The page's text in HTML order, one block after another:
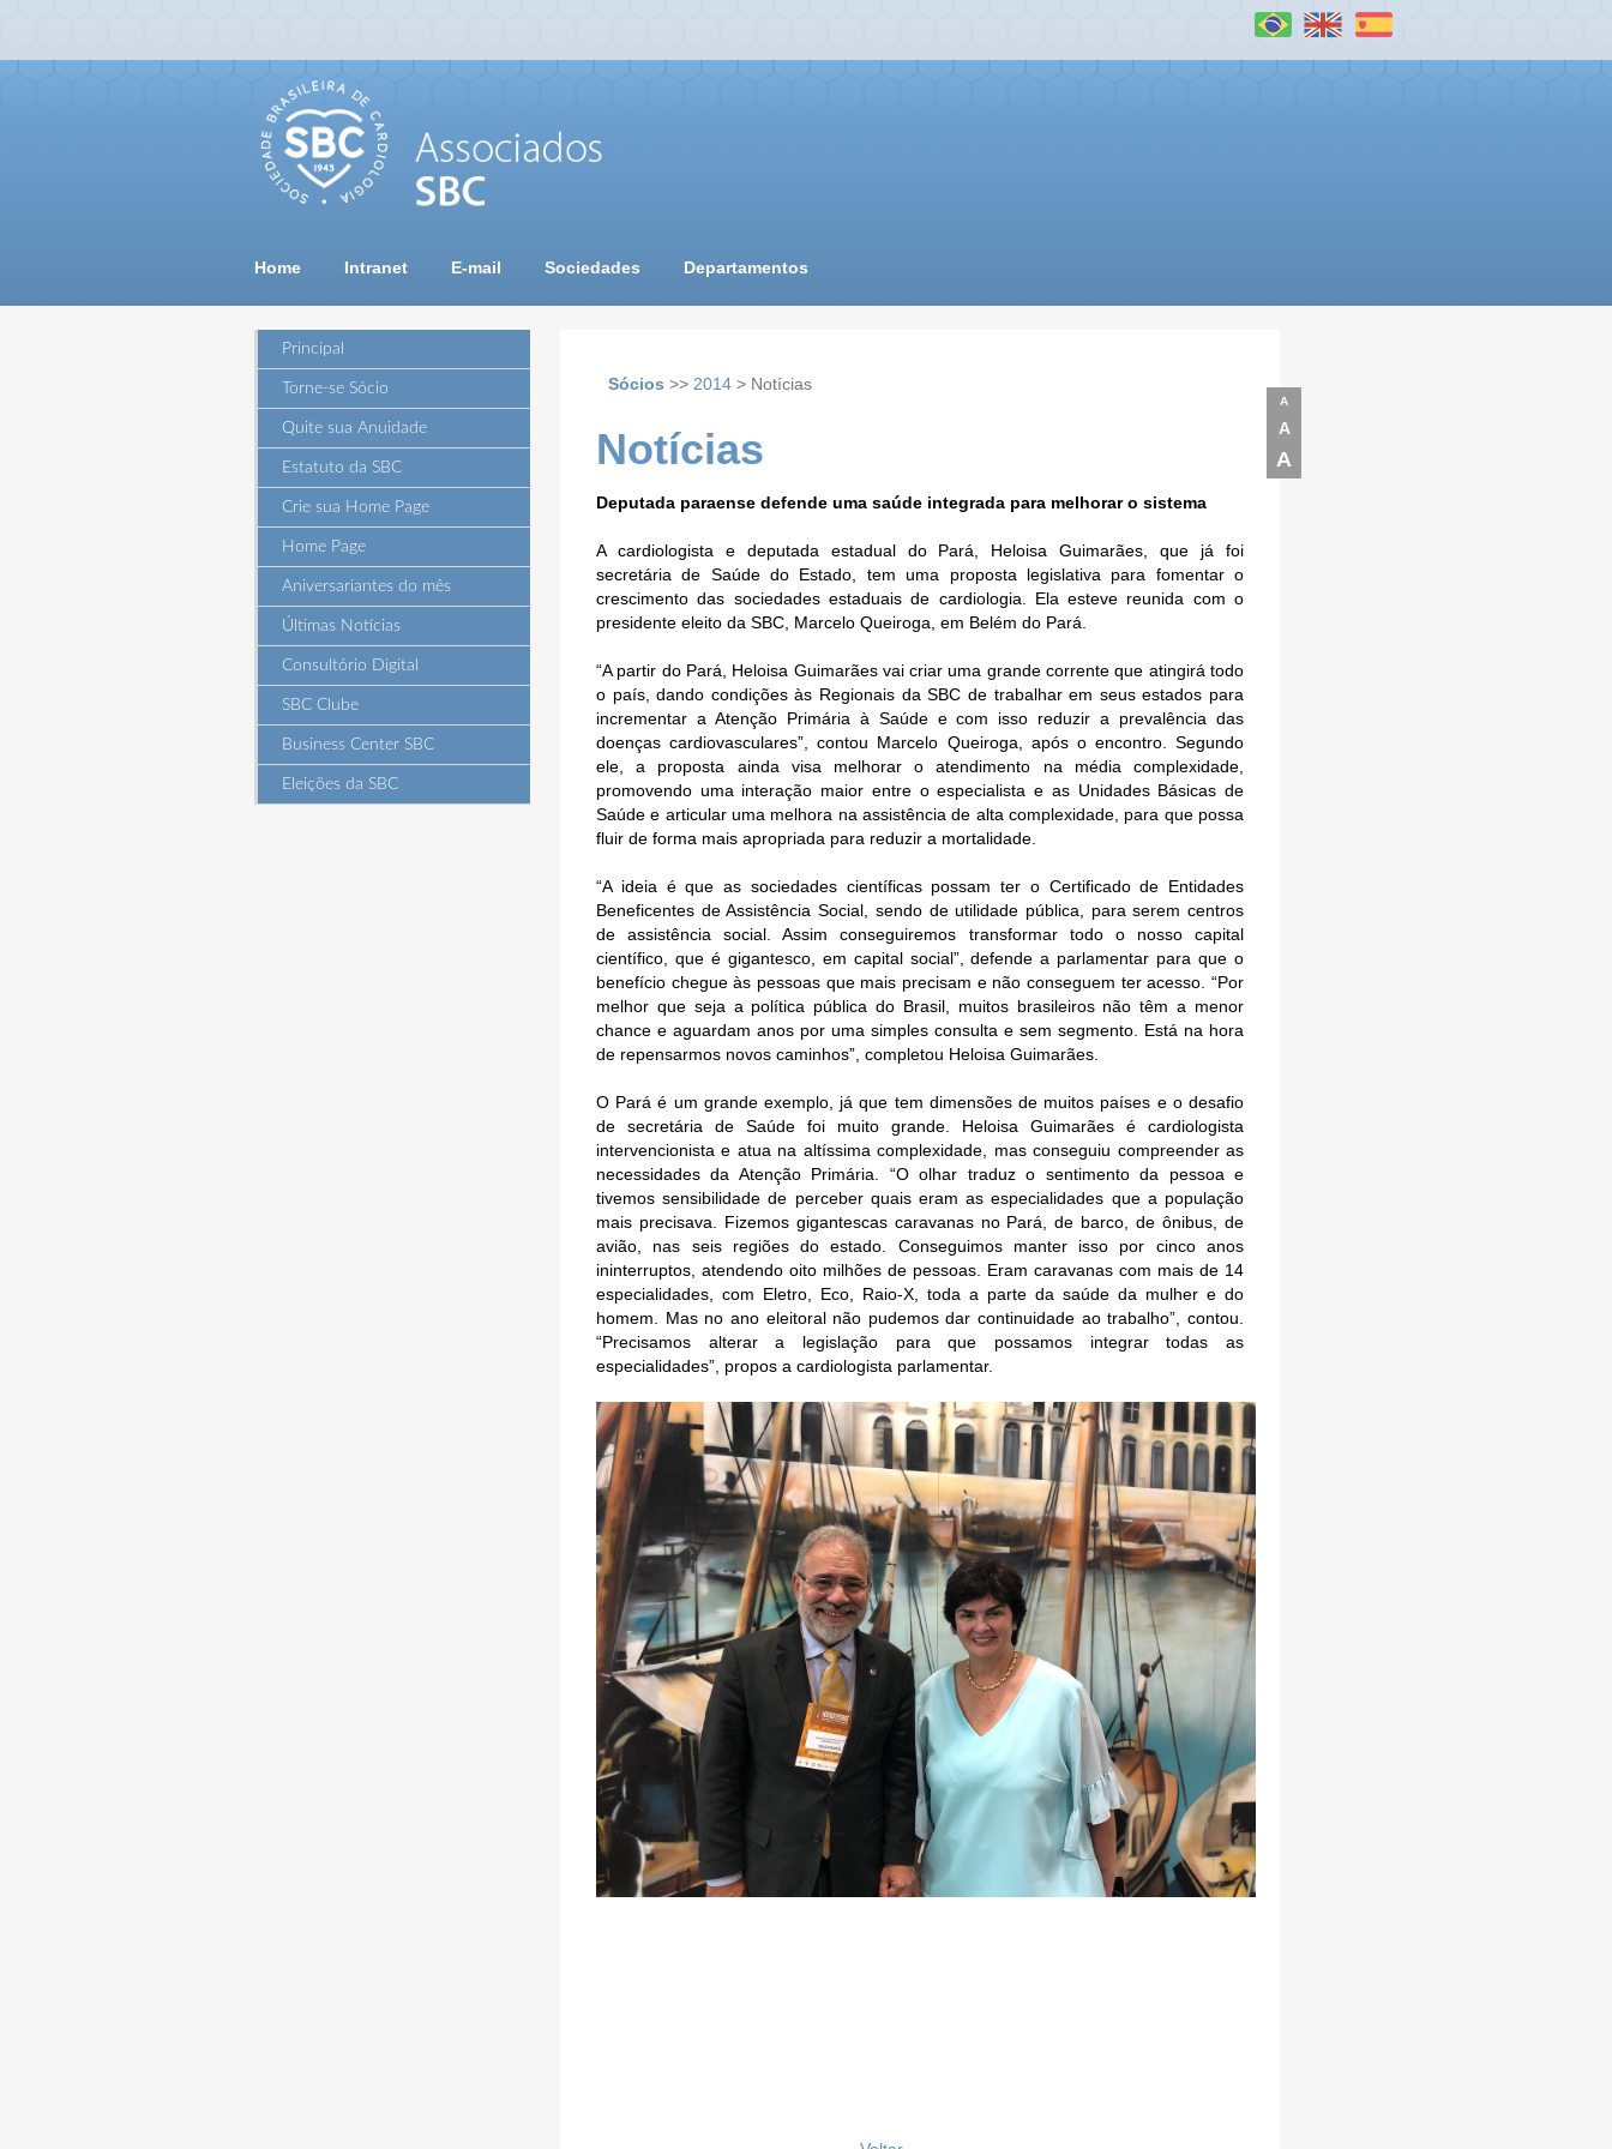
Home Intranet E-mail Sociedades Departamentos
Principal
Torne-se Sócio
Quite sua Anuidade
Estatuto da SBC
Crie sua Home Page
Home Page
Aniversariantes do mês
Últimas Notícias
Consultório Digital
SBC Clube
Business Center SBC
Eleições da SBC
Sócios >> 2014 > Notícias
A
A
A
Notícias
Deputada paraense defende uma saúde integrada para melhorar o sistema
A cardiologista e deputada estadual do Pará, Heloisa Guimarães, que já foi
secretária de Saúde do Estado, tem uma proposta legislativa para fomentar o
crescimento das sociedades estaduais de cardiologia. Ela esteve reunida com o
presidente eleito da SBC, Marcelo Queiroga, em Belém do Pará.
“A partir do Pará, Heloisa Guimarães vai criar uma grande corrente que atingirá todo
o país, dando condições às Regionais da SBC de trabalhar em seus estados para
incrementar a Atenção Primária à Saúde e com isso reduzir a prevalência das
doenças cardiovasculares”, contou Marcelo Queiroga, após o encontro. Segundo
ele, a proposta ainda visa melhorar o atendimento na média complexidade,
promovendo uma interação maior entre o especialista e as Unidades Básicas de
Saúde e articular uma melhora na assistência de alta complexidade, para que possa
fluir de forma mais apropriada para reduzir a mortalidade.
“A ideia é que as sociedades científicas possam ter o Certificado de Entidades
Beneficentes de Assistência Social, sendo de utilidade pública, para serem centros
de assistência social. Assim conseguiremos transformar todo o nosso capital
científico, que é gigantesco, em capital social”, defende a parlamentar para que o
benefício chegue às pessoas que mais precisam e não conseguem ter acesso. “Por
melhor que seja a política pública do Brasil, muitos brasileiros não têm a menor
chance e aguardam anos por uma simples consulta e sem segmento. Está na hora
de repensarmos novos caminhos”, completou Heloisa Guimarães.
O Pará é um grande exemplo, já que tem dimensões de muitos países e o desafio
de secretária de Saúde foi muito grande. Heloisa Guimarães é cardiologista
intervencionista e atua na altíssima complexidade, mas conseguiu compreender as
necessidades da Atenção Primária. “O olhar traduz o sentimento da pessoa e
tivemos sensibilidade de perceber quais eram as especialidades que a população
mais precisava. Fizemos gigantescas caravanas no Pará, de barco, de ônibus, de
avião, nas seis regiões do estado. Conseguimos manter isso por cinco anos
ininterruptos, atendendo oito milhões de pessoas. Eram caravanas com mais de 14
especialidades, com Eletro, Eco, Raio-X, toda a parte da saúde da mulher e do
homem. Mas no ano eleitoral não pudemos dar continuidade ao trabalho”, contou.
“Precisamos alterar a legislação para que possamos integrar todas as
especialidades”, propos a cardiologista parlamentar.